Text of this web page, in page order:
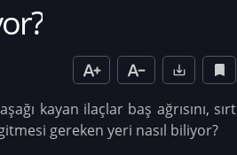
kayan ilaçlar baş ağrısını, sırt
gereken yeri nasıl biliyor?